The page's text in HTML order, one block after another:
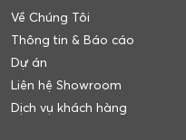
Về Chúng Tôi
Thông tin & Báo cáo
Dự án
Liên hệ Showroom
Dịch vụ khách hàng